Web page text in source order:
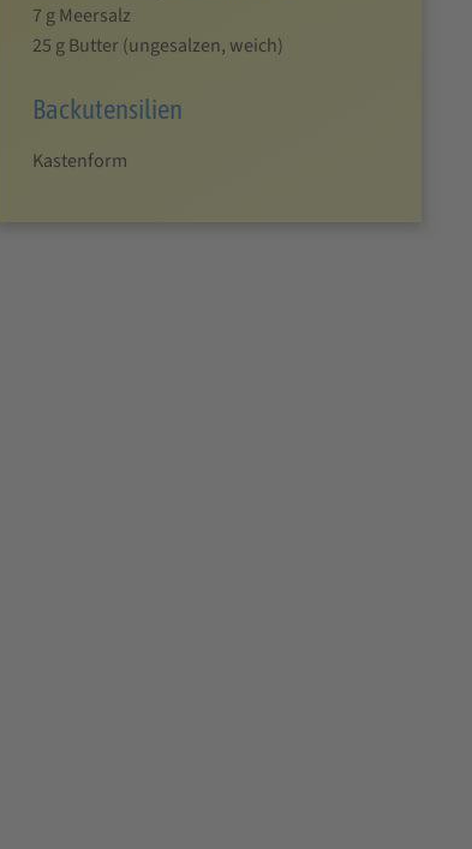
7 g Meersalz
25 g Butter (ungesalzen, weich)
Backutensilien
Kastenform